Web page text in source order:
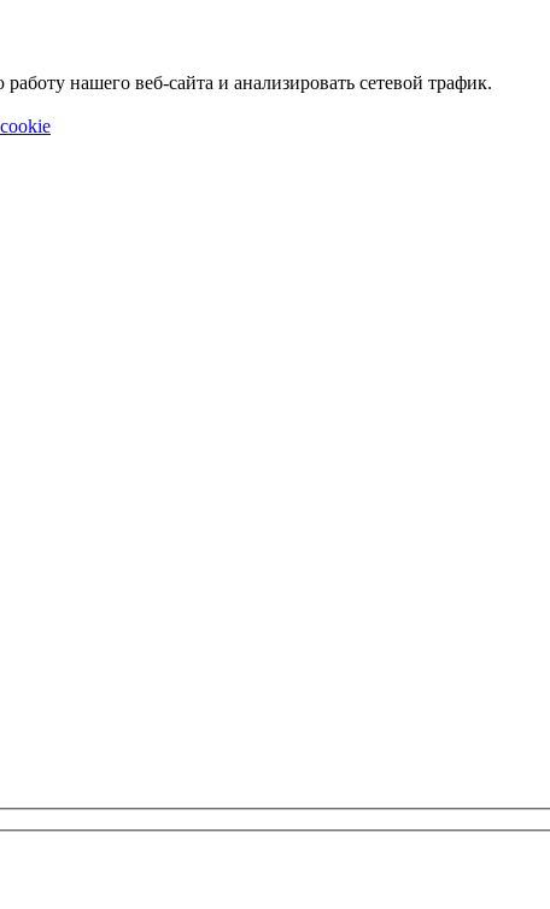
нашего веб-сайта и анализировать сетевой трафик.